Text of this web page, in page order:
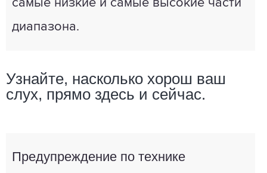
самые низкие и самые высокие части
диапазона.
Узнайте, насколько хорош ваш
слух, прямо здесь и сейчас.
Предупреждение по технике